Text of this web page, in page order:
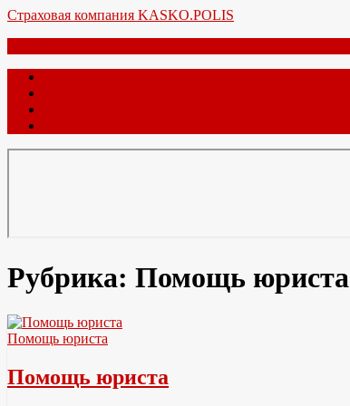
Перейти
Страховая компания KASKO.POLIS
Рубрика: Помощь юриста
Помощь юриста
Помощь юриста